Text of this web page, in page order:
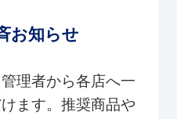
お知らせ
理者から各店へ一
ます。推奨商品や